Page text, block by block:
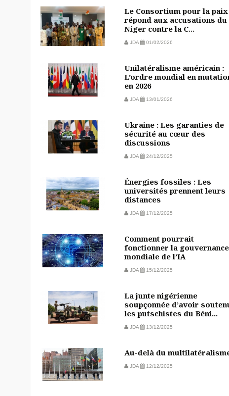
Le Consortium pour la paix
répond aux accusations du
Niger contre la C...
JDA 01/02/2026
Unilatéralisme américain :
L’ordre mondial en
en 2026
JDA 13/01/2026
Ukraine : Les garanties de
sécurité au cœur des
discussions
JDA 24/12/2025
Énergies fossiles : Les
universités prennent leurs
distances
JDA 17/12/2025
Comment pourrait
fonctionner la gouvernance
mondiale de l’IA
JDA 15/12/2025
La junte nigérienne
soupçonnée d’avoir
les putschistes du Béni...
JDA 13/12/2025
Au-delà du
JDA 12/12/2025